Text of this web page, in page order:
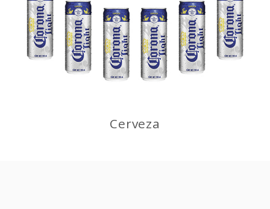
Cerveza